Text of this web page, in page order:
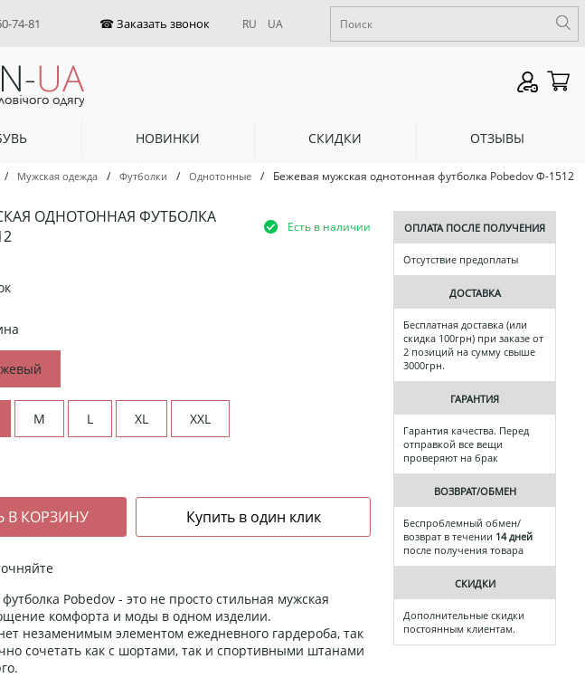
74-81 RU UA
НОВИНКИ СКИДКИ ОТЗЫВЫ
/ Мужская одежда / Футболки / Однотонные / Бежевая мужская однотонная футболка Pobedov Ф-1512
ОДНОТОННАЯ ФУТБОЛКА
Есть в наличии
M L XL XXL
Pobedov - это не просто стильная мужская
комфорта и моды в одном изделии.
незаменимым элементом ежедневного гардероба, так
сочетать как с шортами, так и спортивными штанами
ОПЛАТА ПОСЛЕ ПОЛУЧЕНИЯ
Отсутствие предоплаты
ДОСТАВКА
Бесплатная доставка (или
скидка 100грн) при заказе от
2 позиций на сумму свыше
3000грн.
ГАРАНТИЯ
Гарантия качества. Перед
отправкой все вещи
проверяют на брак
ВОЗВРАТ/ОБМЕН
Беспроблемный обмен/
возврат в течении 14 дней
после получения товара
СКИДКИ
Дополнительные скидки
постоянным клиентам.